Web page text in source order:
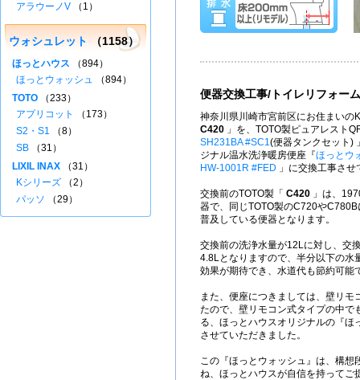
便器交換工事/トイレリフォーム
神奈川県川崎市宮前区にお住まいの
C420 」を、TOTO製ピュアレスト
SH231BA #SC1(便器タンクセット)
ジナル温水洗浄暖房便座『ほっとウ
HW-1001R #FED 」に交換工事さ
交換前のTOTO製「 C420 」は、
器で、同じTOTO製のC720や
普及している便器となります。
交換前の洗浄水量が12Lに対し、交
4.8Lとなりますので、半分以下の水
効果が期待でき、水道代も節約可能
また、便座につきましては、壁リモ
たので、壁リモコン式タイプの中で
る、ほっとハウスオリジナルの『ほ
させていただきました。
この『ほっとウォッシュ』は、構想
ね、ほっとハウスが自信を持ってご
アラウーノV （1）
ウォシュレット （1158）
ほっとハウス （894）
ほっとウォッシュ （894）
TOTO （233）
アプリコット
（173）
S2・S1 （8）
SB （31）
LIXIL INAX （31）
Kシリーズ （2）
パッソ （29）